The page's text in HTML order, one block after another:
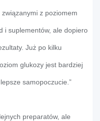
związanymi z poziomem
i suplementów, ale dopiero
Już po kilku
glukozy jest bardziej
samopoczucie.”
preparatów, ale